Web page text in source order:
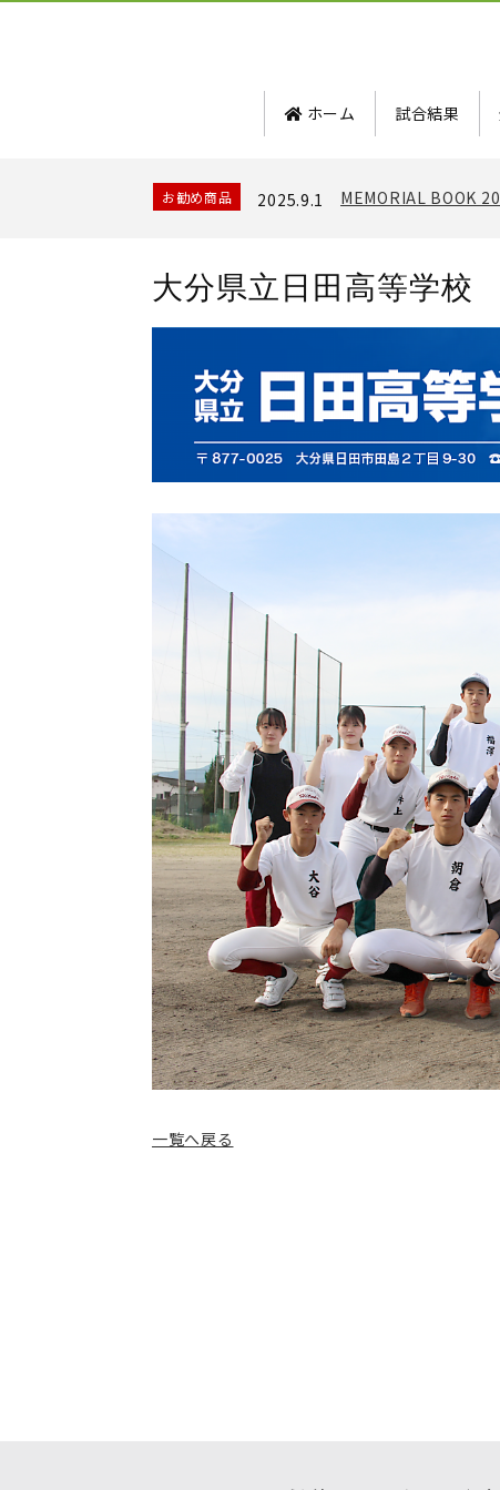
ホーム 試合結果
お勧め商品 2025.9.1 MEMORIAL BOOK
大分県立日田高等学校
一覧へ戻る